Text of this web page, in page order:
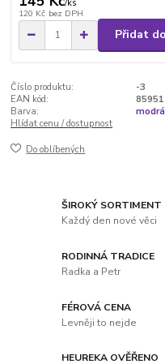
/ks
120 Kč bez DPH
Přidat
Číslo produktu:
-3
EAN kód:
Barva:
modrá
Hlídat cenu / dostupnost
Do oblíbených
ŠIROKÝ SORTIMENT
Každý den nové věci
RODINNÁ TRADICE
Radka a Petr
FÉROVÁ CENA
Levněji to nejde
HEUREKA OVĚŘENO